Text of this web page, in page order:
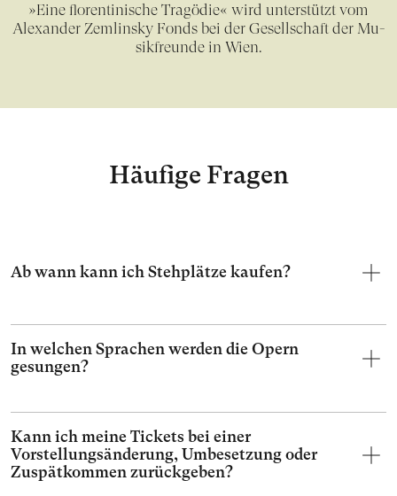
»Eine florentinische Tragödie« wird un­ter­stützt vom
Alexander Zemlinsky Fonds bei der Ge­sell­schaft der Mu­
sik­freun­de in Wien.
Häufige Fragen
Ab wann kann ich Stehplätze kaufen?
In welchen Sprachen werden die Opern
gesungen?
Kann ich meine Tickets bei einer
Vorstellungsänderung, Umbesetzung oder
Zuspätkommen zurückgeben?